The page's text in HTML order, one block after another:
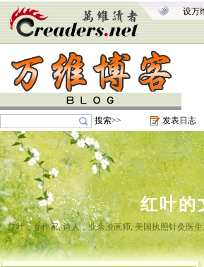
设万
搜索>> 发表日志
红叶的
红叶，女作家, 诗人，业余漫画师, 美国执照针灸医